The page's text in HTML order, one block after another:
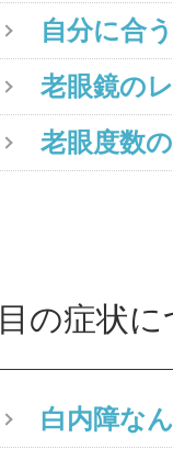
自分に合
老眼鏡の
老眼度数
目の症状に
白内障な